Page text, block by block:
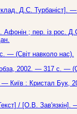
Д.С.
Афонін ; пер. із
— (Світ навколо нас).
2002. — 317 с. —
— Київ : Кристал
/ [О.В.